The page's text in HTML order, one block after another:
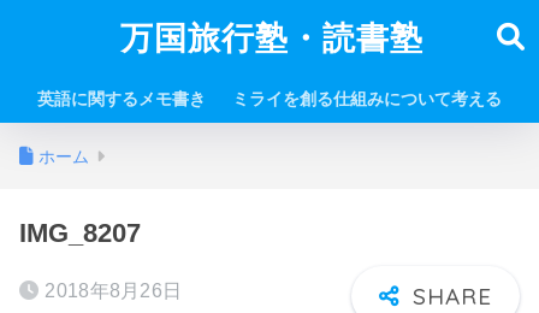
万国旅行塾・読書塾
英語に関するメモ書き ミライを創る仕組みについて考える
ホーム
IMG_8207
2018年8月26日